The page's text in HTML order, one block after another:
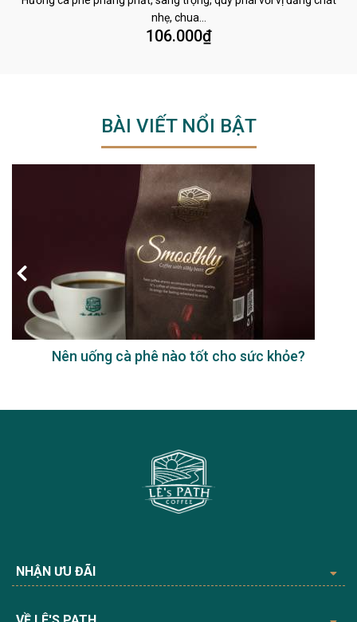
nhẹ, chua…
106.000₫
BÀI VIẾT NỔI BẬT
Nên uống cà phê nào tốt cho sức khỏe?
NHẬN ƯU ĐÃI